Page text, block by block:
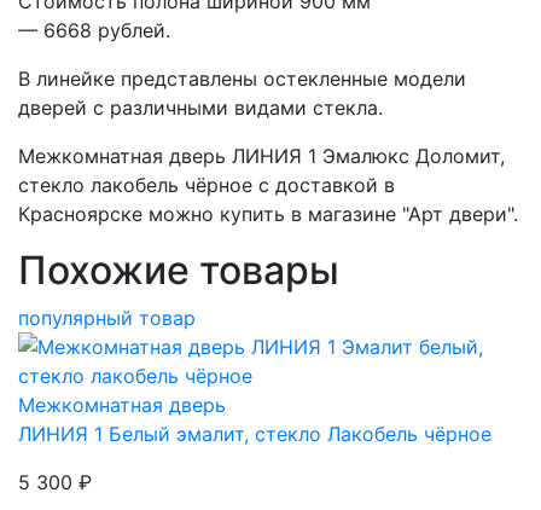
— 6668 рублей.
В линейке представлены остекленные модели
дверей с различными видами стекла.
Межкомнатная дверь ЛИНИЯ 1 Эмалюкс Доломит,
стекло лакобель чёрное с доставкой в
Красноярске можно купить в магазине "Арт двери".
Похожие товары
популярный товар
Межкомнатная дверь
ЛИНИЯ 1 Белый эмалит, стекло Лакобель чёрное
5 300 ₽